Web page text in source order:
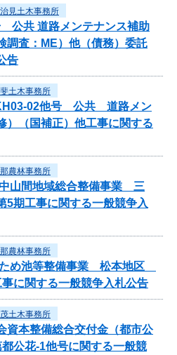
見土木事務所
公共 道路メンテナンス補助
調査：ME）他（債務）委託
告
土木事務所
02他号 公共 道路メン
）（国補正）他工事に関する
農林事務所
中山間地域総合整備事業 三
期工事に関する一般競争入
農林事務所
ため池等整備事業 松本地区
に関する一般競争入札公告
土木事務所
資本整備総合交付金（都市公
公花-1他号に関する一般競